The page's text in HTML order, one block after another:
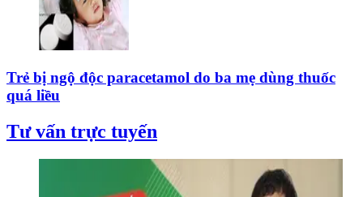
Trẻ bị ngộ độc paracetamol do ba mẹ dùng thuốc
quá liều
Tư vấn trực tuyến